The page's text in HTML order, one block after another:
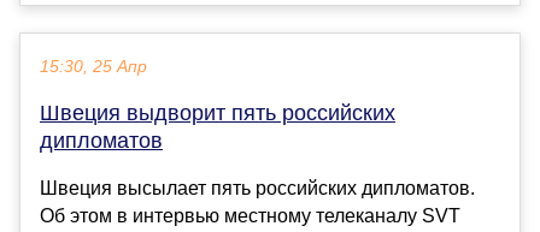
15:30, 25 Апр
Швеция выдворит пять российских
дипломатов
Швеция высылает пять российских дипломатов.
Об этом в интервью местному телеканалу SVT